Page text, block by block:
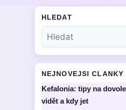
HLEDAT
NEJNOVEJSI CLANKY
Kefalonia: tipy na
vidět a kdy jet